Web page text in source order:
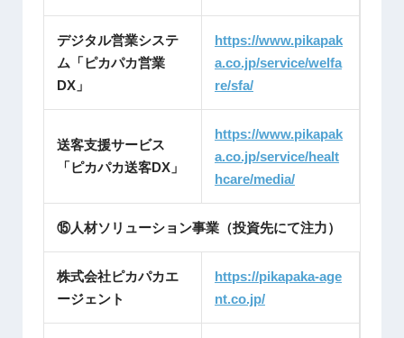
デジタル営業システ
ム「ピカパカ営業
DX」
https://www.pikapak
a.co.jp/service/welfa
re/sfa/
送客支援サービス
「ピカパカ送客DX」
https://www.pikapak
a.co.jp/service/healt
hcare/media/
⑮人材ソリューション事業（投資先にて注力）
株式会社ピカパカエ
ージェント
https://pikapaka-age
nt.co.jp/